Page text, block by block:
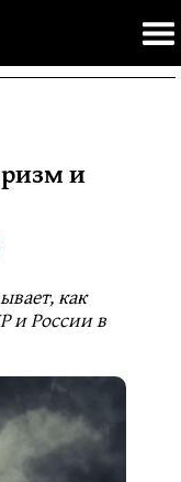
и
как
и России в